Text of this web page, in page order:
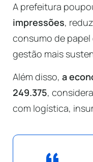
A prefeitura
impressões,
consumo de
gestão mais
Além disso, a
249.375,
com logística,